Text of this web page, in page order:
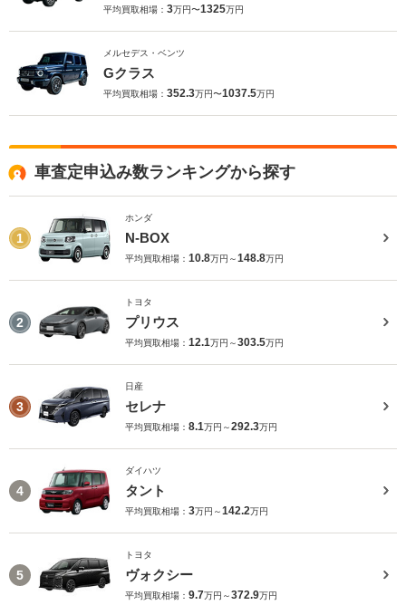
平均買取相場： 3万円〜1325万円
メルセデス・ベンツ
Gクラス
平均買取相場： 352.3万円〜1037.5万円
車査定申込み数ランキングから探す
1
ホンダ
N-BOX
平均買取相場： 10.8万円～148.8万円
2
トヨタ
プリウス
平均買取相場： 12.1万円～303.5万円
3
日産
セレナ
平均買取相場： 8.1万円～292.3万円
4
ダイハツ
タント
平均買取相場： 3万円～142.2万円
5
トヨタ
ヴォクシー
平均買取相場： 9.7万円～372.9万円